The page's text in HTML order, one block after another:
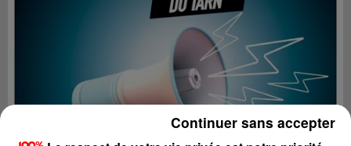
Continuer sans accepter